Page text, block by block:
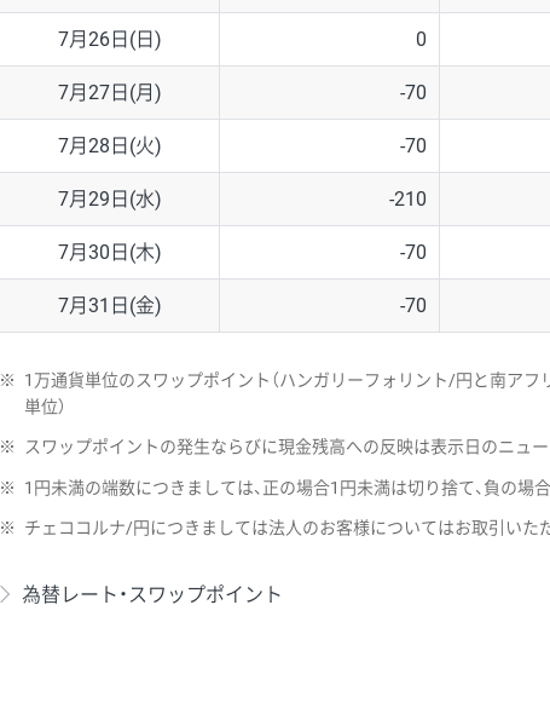
7月26日(日) 0
7月27日(月) -70
7月28日(火) -70
7月29日(水) -210
7月30日(木) -70
7月31日(金) -70
※
1万通貨単位のスワップポイント（ハンガリーフォリント/円と南ア
単位）
※ スワップポイントの発生ならびに現金残高への反映は表示日のニュ
※ 1円未満の端数につきましては、正の場合1円未満は切り捨て、負の場
※ チェココルナ/円につきましては法人のお客様についてはお取引いた
為替レート・スワップポイント